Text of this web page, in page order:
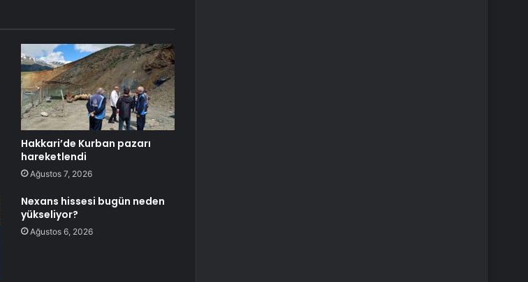
Hakkari’de Kurban pazarı
hareketlendi
Ağustos 7, 2026
Nexans hissesi bugün neden
yükseliyor?
Ağustos 6, 2026